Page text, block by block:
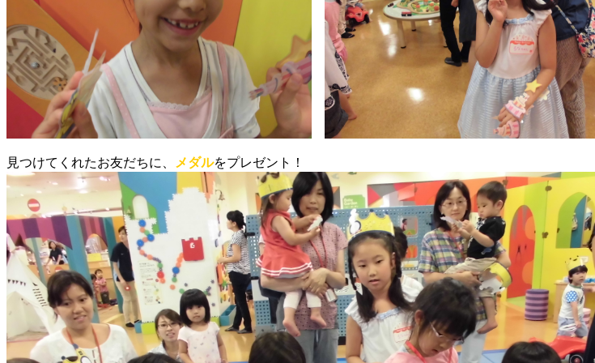
見つけてくれたお友だちに、 メダルをプレゼント！